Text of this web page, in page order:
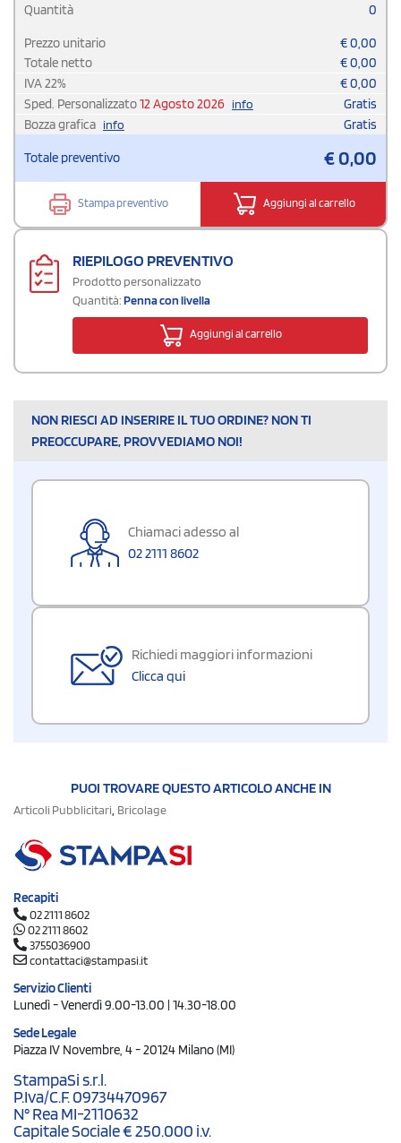
Quantità 0
Prezzo unitario €0,00
Totale netto
€0,00
IVA22% €0,00
Sped. Personalizzato12 Agosto 2026 info
Gratis
Bozza grafica info Gratis
Totale preventivo €0,00
Stampa preventivo Aggiungi al carrello
RIEPILOGO PREVENTIVO
Prodotto personalizzato
Quantità:Penna con livella
Aggiungi al carrello
NON RIESCI AD INSERIRE IL TUO ORDINE? NON TI
PREOCCUPARE, PROVVEDIAMO NOI!
Chiamaci adesso al
02 2111 8602
Richiedi maggiori informazioni
Clicca qui
PUOI TROVARE QUESTO ARTICOLO ANCHE IN
Articoli Pubblicitari Bricolage
Recapiti
02 2111 8602
02 2111 8602
3755036900
contattaci@stampasi.it
Servizio Clienti
Lunedì - Venerdì 9.00-13.00 | 14.30-18.00
Sede Legale
Piazza IV Novembre, 4 - 20124 Milano (MI)
StampaSi s.r.l.
P.Iva/C.F. 09734470967
N° Rea MI-2110632
Capitale Sociale € 250.000 i.v.